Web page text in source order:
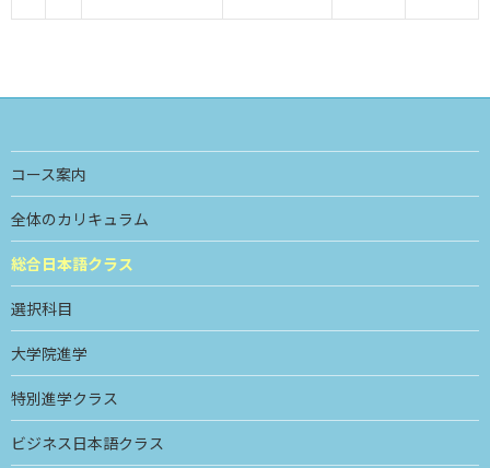
コース案内
全体のカリキュラム
総合日本語クラス
選択科目
大学院進学
特別進学クラス
ビジネス日本語クラス